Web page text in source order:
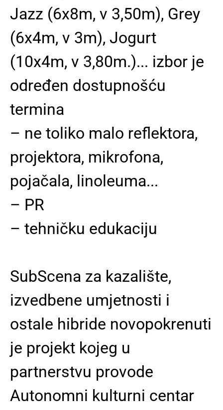
Jazz (6x8m, v 3,50m), Grey
(6x4m, v 3m), Jogurt
(10x4m, v 3,80m.)... izbor je
određen dostupnošću
termina
– ne toliko malo reflektora,
projektora, mikrofona,
pojačala, linoleuma...
– PR
– tehničku edukaciju
SubScena za kazalište,
izvedbene umjetnosti i
ostale hibride novopokrenuti
je projekt kojeg u
partnerstvu provode
Autonomni kulturni centar